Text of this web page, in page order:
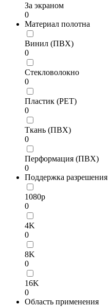
За экраном
0
Материал полотна
Винил (ПВХ)
0
Стекловолокно
0
Пластик (PET)
0
Ткань (ПВХ)
0
Перформация (ПВХ)
0
Поддержка разрешения
1080p
0
4K
0
8K
0
16K
0
Область применения